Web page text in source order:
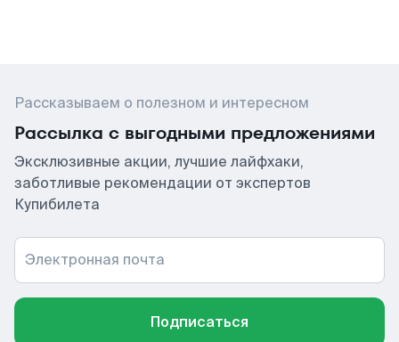
Рассказываем о полезном и интересном
Рассылка с выгодными предложениями
Эксклюзивные акции, лучшие лайфхаки,
заботливые рекомендации от экспертов
Купибилета
Электронная почта
Подписаться